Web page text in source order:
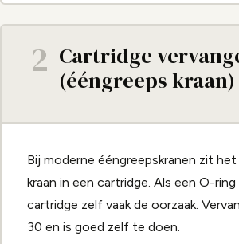
2 Cartridge
(ééngreeps kraan)
Bij moderne ééngreepskranen zit
kraan in een cartridge. Als een O-
cartridge zelf vaak de oorzaak.
30 en is goed zelf te doen.